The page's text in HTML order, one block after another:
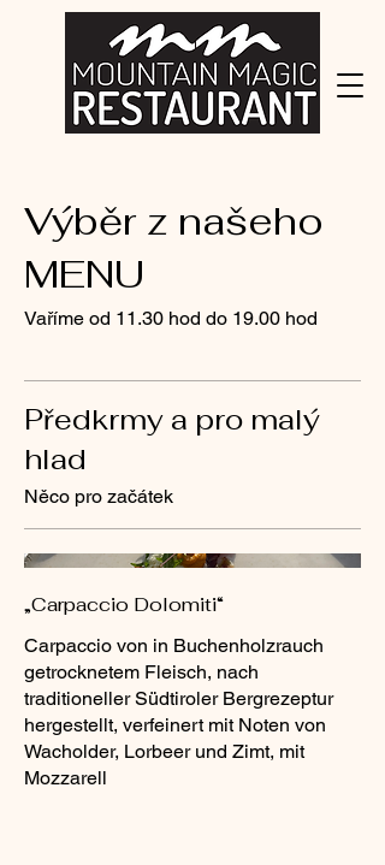
Výběr z našeho
MENU
Vaříme od 11.30 hod do 19.00 hod
Předkrmy a pro malý
hlad
Něco pro začátek
„Carpaccio Dolomiti“
Carpaccio von in Buchenholzrauch
getrocknetem Fleisch, nach
traditioneller Südtiroler Bergrezeptur
hergestellt, verfeinert mit Noten von
Wacholder, Lorbeer und Zimt, mit
Mozzarell